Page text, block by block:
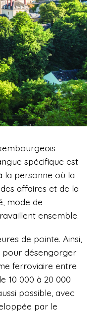
spécifique est
la personne où la
affaires et de la
mode de
ensemble.
de pointe. Ainsi,
pour désengorger
ferroviaire entre
10 000 à 20 000
possible, avec
par le